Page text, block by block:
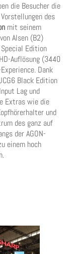
die Besucher die
des
mit seinem
Alsen (B2)
Edition
Auflösung (3440
Dank
Black Edition
Lag und
Extras wie die
und
des ganz auf
der AGON-
einem hoch